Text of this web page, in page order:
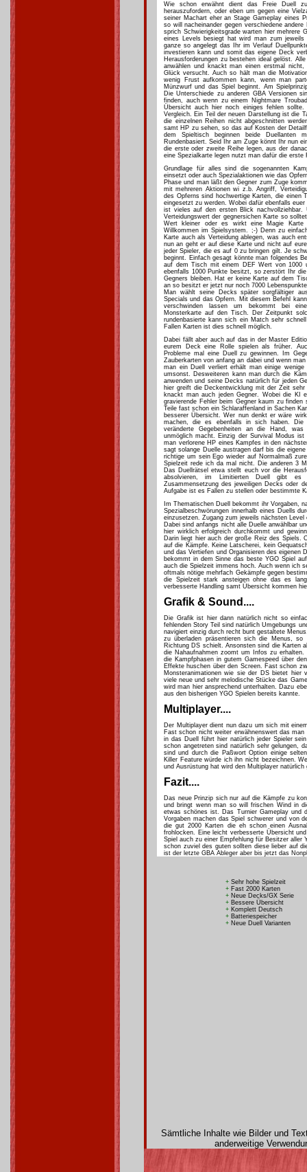
Wie schon erwähnt dient das Freie Duell
herauszufordern, oder eben um gegen eine
seiner Machart eher an Stage Gameplay eines
so will nacheinander gegen verschiedene
sprich Schwierigkeitsgrade warten hier mehrere
eines Levels besiegt hat wird man zum
ganze so angelegt das Ihr im Verlauf
investieren kann und somit das eigene Deck
Herausforderungen zu bestehen ideal gelöst.
anwählen und knackt man einen erstmal
Glück versucht. Auch so hält man die
wenig Frust aufkommen kann, wenn man
Münzwurf und das Spiel beginnt. Am
Die Unterschiede zu anderen GBA Versionen
finden, auch wenn zu einem Nightmare
Übersicht auch hier noch einiges fehlen
Vergleich. Ein Teil der neuen Darstellung ist die
die einzelnen Reihen nicht abgeschnitten
samt HP zu sehen, so das auf Kosten der
dem Spieltisch beginnen beide
Rundenbasiert. Seid Ihr am Zuge könnt Ihr nun
die erste oder zweite Reihe legen, aus der
eine Spezialkarte legen nutzt man dafür die erste
Grundlage für alles sind die sogenannten
einsetzt oder auch Spezialaktionen wie das
Phase und man läßt den Gegner zum Zuge
mit mehreren Aktionen wi z.b. Angriff,
des Opferns sind hochwertige Karten, die einen
eingesetzt zu werden. Wobei dafür ebenfalls
ist vieles auf den ersten Blick nachvollziehbar.
Verteidungswert der gegnersichen Karte so
Wert kleiner oder es wirkt eine Magie Karte
Willkommen im Spielsystem. ;-) Denn zu
Karte auch als Verteidung ablegen, was auch
nun an geht er auf diese Karte und nicht auf
jeder Spieler, die es auf 0 zu bringen gilt. Je
beginnt. Einfach gesagt könnte man folgendes
auf dem Tisch mit einem DEF Wert von 1000
ebenfalls 1000 Punkte besitzt, so zerstört Ihr
Gegners bleiben. Hat er keine Karte auf dem
an so besitzt er jetzt nur noch 7000
Man wählt seine Decks später sorgfältiger
Specials und das Opfern. Mit diesem Befehl
verschwinden lassen um bekommt bei
Monsterkarte auf den Tisch. Der Zeitpunkt
rundenbasierte kann sich ein Match sehr
Fallen Karten ist dies schnell möglich.
Dabei fällt aber auch auf das in der Master
eurem Deck eine Rolle spielen als früher.
Probleme mal eine Duell zu gewinnen. Im
Zauberkarten von anfang an dabei und wenn
man ein Duell verliert erhält man einige
umsonst. Desweiteren kann man durch die
anwenden und seine Decks natürlich für jeden
hier greift die Deckentwicklung mit der Zeit
knackt man auch jeden Gegner. Wobei die KI
gravierende Fehler beim Gegner kaum zu
Teile fast schon ein Schlaraffenland in Sachen
besserer Übersicht. Wer nun denkt er wäre
machen, die es ebenfalls in sich haben.
veränderte Gegebenheiten an die Hand,
unmöglich macht. Einzig der Survival Modus
man verlorene HP eines Kampfes in den
sagt solange Duelle austragen darf bis die
richtige um sein Ego wieder auf Normalmaß
Spielzeit rede ich da mal nicht. Die anderen 3
Das Duellrätsel etwa stellt euch vor die
absolvieren, im Limitierten Duell gibt es
Zusammensetzung des jeweiligen Decks oder
Aufgabe ist es Fallen zu stellen oder bestimmte
Im Thematischen Duell bekommt ihr Vorgaben,
Spezialbeschwörungen innerhalb eines Duells
einzusetzen. Zugang zum jeweils nächsten
Dabei sind anfangs nicht alle Duelle anwählbar
hier wirklich erfolgreich durchkommt und
Darin liegt hier auch der große Reiz des Spiels.
auf die Kämpfe. Keine Latscherei, kein
und das Vertiefen und Organisieren des
bekommt in dem Sinne das beste YGO Spiel
auch die Spielzeit immens hoch. Auch wenn ich
oftmals nötige mehrfach Gekämpfe gegen
die Spielzeit stark ansteigen ohne das es
verbesserte Handling samt Übersicht kommen
Grafik & Sound....
Die Grafik ist hier dann natürlich nicht so
fehlenden Story Teil sind natürlich Umgebungs
navigiert einzig durch recht bunt gestaltete
zu überladen präsentieren sich die Menus,
Richtung DS schielt. Ansonsten sind die Karten
die Nahaufnahmen zoomt um Infos zu
die Kampfphasen in gutem Gamespeed über
Effekte huschen über den Screen. Fast schon
Monsteranimationen wie sie der DS bietet hier
viele neue und sehr melodische Stücke das
wird man hier ansprechend unterhalten. Dazu
aus den bisherigen YGO Spielen bereits kannte.
Multiplayer....
Der Multiplayer dient nun dazu um sich mit
Fast schon nicht weiter erwähnenswert das
in das Duell führt hier natürlich jeder Spieler
schon angetreten sind natürlich sehr gelungen,
sind und durch die Paßwort Option einige
Killer Feature würde ich ihn nicht bezeichnen.
und Ausrüstung hat wird den Multiplayer natürlich
Fazit....
Das neue Prinzip sich nur auf die Kämpfe zu
und bringt wenn man so will frischen Wind in
etwas schönes ist. Das Turnier Gameplay und
Vorgaben machen das Spiel schwerer und von
die gut 2000 Karten die eh schon einen
frohlocken. Eine leicht verbesserte Übersicht
Spiel auch zu einer Empfehlung für Besitzer aller
schon zuviel des guten sollten diese lieber auf
ist der letzte GBA Ableger aber bis jetzt das
+ Sehr hohe Spielzeit
+ Fast 2000 Karten
+ Neue Decks/GX Serie
+ Bessere Übersicht
+ Komplett Deutsch
+ Batteriespeicher
+ Neue Duell Varianten
Sämtliche Inhalte wie Bilder und
anderweitige